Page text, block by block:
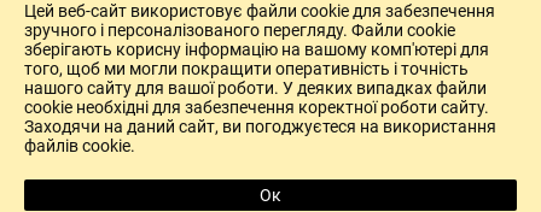
Розміщення реклами
Цей веб-сайт використовує файли cookie для забезпечення
зручного і персоналізованого перегляду. Файли cookie
зберігають корисну інформацію на вашому комп'ютері для
того, щоб ми могли покращити оперативність і точність
нашого сайту для вашої роботи. У деяких випадках файли
cookie необхідні для забезпечення коректної роботи сайту.
Заходячи на даний сайт, ви погоджуєтеся на використання
файлів cookie.
Ок